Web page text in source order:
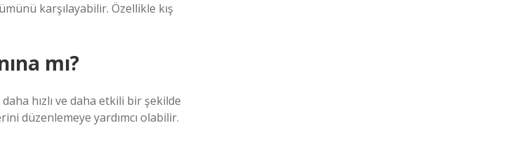
karşılayabilir. Özellikle kış
mı?
hızlı ve daha etkili bir şekilde
düzenlemeye yardımcı olabilir.